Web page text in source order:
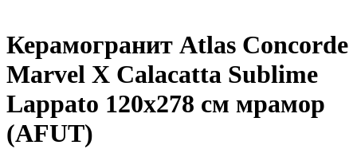
Керамогранит Atlas Concorde
Marvel X Calacatta Sublime
Lappato 120x278 см мрамор
(AFUT)